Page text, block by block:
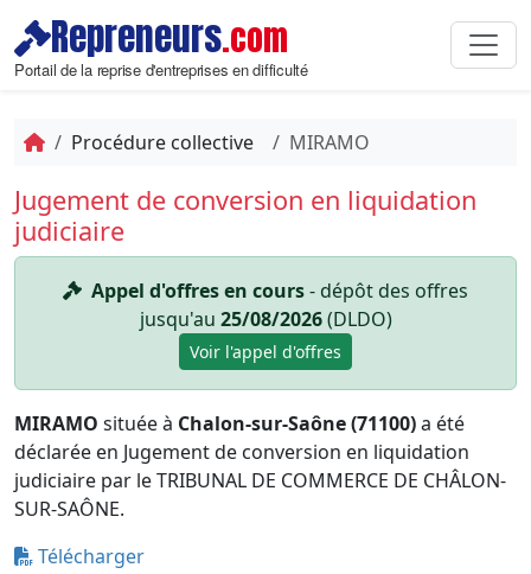
Repreneurs.com
Portail de la reprise d'entreprises en difficulté
Procédure collective MIRAMO
Jugement de conversion en liquidation
judiciaire
Appel d'offres en cours- dépôt des offres
jusqu'au 25/08/2026(DLDO)
Voir l'appel d'offres
MIRAMO située à Chalon-sur-Saône (71100)a été
déclarée en Jugement de conversion en liquidation
judiciaire par le TRIBUNAL DE COMMERCE DE CHÂLON-
SUR-SAÔNE.
Télécharger